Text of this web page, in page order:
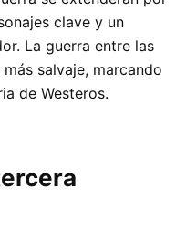
clave y un
La guerra entre las
salvaje, marcando
de Westeros.